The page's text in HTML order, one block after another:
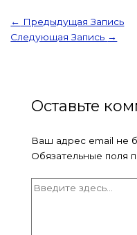
← Предыдущая Запись
Следующая Запись →
Оставьте
Ваш адрес email не
Обязательные поля
Введите